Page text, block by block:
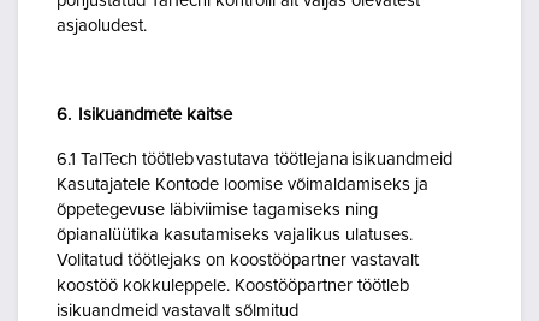
asjaoludest.
6. Isikuandmete kaitse
6.1 TalTech töötleb vastutava töötlejana isikuandmeid
Kasutajatele Kontode loomise võimaldamiseks ja
õppetegevuse läbiviimise tagamiseks ning
õpianalüütika kasutamiseks vajalikus ulatuses.
Volitatud töötlejaks on koostööpartner vastavalt
koostöö kokkuleppele. Koostööpartner töötleb
isikuandmeid vastavalt sõlmitud